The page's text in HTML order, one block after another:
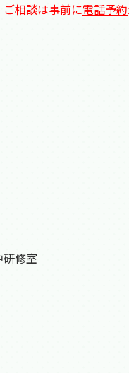
ご相談は事前に電話予約
修室